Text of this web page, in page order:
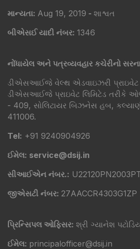
માન્યતા: Aug 19, 2019 - શાશ્વત
બીએસઈ યાદી નંબર: 1346
નોંધાયેલ અને પત્રવ્યવહાર કચેરીનો
ડીએસઆઈજે વેલ્થ એડવાઇઝરી પ્રાઇવેટ
ડીએસઆઈજે પ્રાઇવેટ લિમિટેડ તરીકે
- 409, સોલિટાયર બિઝનેસ હબ,
411006.
Tel: +91 9240904926
ઈમેલ: service@dsij.in
સીઆઈએન નંબર.:
જીએસટી નંબર: 27AACCR4303G1ZP
પ્રિન્સિપલ ઓફિસર: શ્રી ગ્યાનેશ
ઈમેલ: principalofficer@dsij.in